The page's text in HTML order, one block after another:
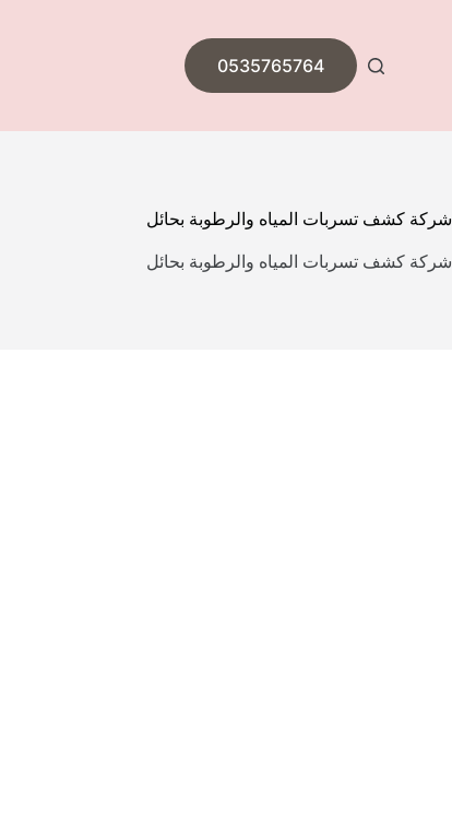
0535765764
شركة كشف تسربات المياه والرطوبة بحائل
شركة كشف تسربات المياه والرطوبة بحائل